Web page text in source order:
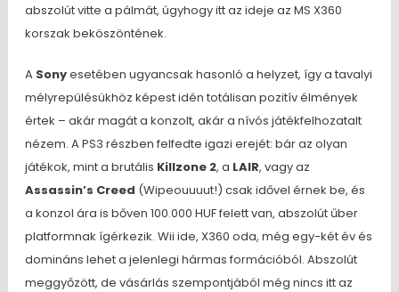
abszolút vitte a pálmát, úgyhogy itt az ideje az MS X360
korszak beköszöntének.
A Sonyesetében ugyancsak hasonló a helyzet, így a tavalyi
mélyrepülésükhöz képest idén totálisan pozitív élmények
értek – akár magát a konzolt, akár a nívós játékfelhozatalt
nézem. A PS3 részben felfedte igazi erejét: bár az olyan
játékok, mint a brutális Killzone 2, a LAIR, vagy az
Assassin’s Creed (Wipeouuuut!) csak idővel érnek be, és
a konzol ára is bőven 100.000 HUF felett van, abszolút űber
platformnak ígérkezik. Wii ide, X360 oda, még egy-két év és
domináns lehet a jelenlegi hármas formációból. Abszolút
meggyőzött, de vásárlás szempontjából még nincs itt az